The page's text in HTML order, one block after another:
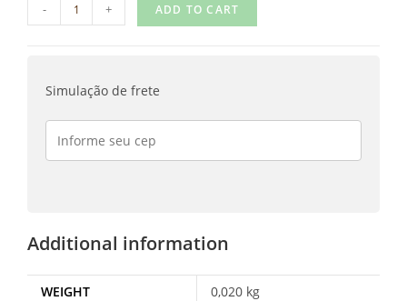
- + ADD TO CART
Simulação de frete
Additional information
WEIGHT
0,020 kg